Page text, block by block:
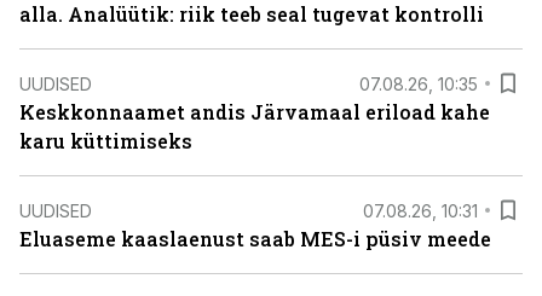
alla. Analüütik: riik teeb seal tugevat kontrolli
UUDISED 07.08.26, 10:35
Keskkonnaamet andis Järvamaal eriload kahe
karu küttimiseks
UUDISED 07.08.26, 10:31
Eluaseme kaaslaenust saab MES-i püsiv meede